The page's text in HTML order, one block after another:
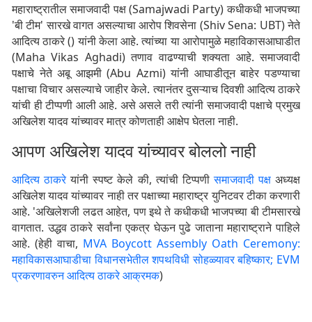
महाराष्ट्रातील समाजवादी पक्ष (Samajwadi Party) कधीकधी भाजपच्या
'बी टीम' सारखे वागत असल्याचा आरोप शिवसेना (Shiv Sena: UBT) नेते
आदित्य ठाकरे () यांनी केला आहे. त्यांच्या या आरोपामुळे महाविकासआघाडीत
(Maha Vikas Aghadi) तणाव वाढण्याची शक्यता आहे. समाजवादी
पक्षाचे नेते अबू आझमी (Abu Azmi) यांनी आघाडीतून बाहेर पडण्याचा
पक्षाचा विचार असल्याचे जाहीर केले. त्यानंतर दुसऱ्याच दिवशी आदित्य ठाकरे
यांची ही टीप्पणी आली आहे. असे असले तरी त्यांनी समाजवादी पक्षाचे प्रमुख
अखिलेश यादव यांच्यावर मात्र कोणताही आक्षेप घेतला नाही.
आपण अखिलेश यादव यांच्यावर बोललो नाही
आदित्य ठाकरेयांनी स्पष्ट केले की, त्यांची टिप्पणीसमाजवादी पक्षअध्यक्ष
अखिलेश यादव यांच्यावर नाही तर पक्षाच्या महाराष्ट्र युनिटवर टीका करणारी
आहे. 'अखिलेशजी लढत आहेत, पण इथे ते कधीकधी भाजपच्या बी टीमसारखे
वागतात. उद्धव ठाकरे सर्वांना एकत्र घेऊन पुढे जाताना महाराष्ट्राने पाहिले
आहे. (हेही वाचा, MVA Boycott Assembly Oath Ceremony:
महाविकासआघाडीचा विधानसभेतील शपथविधी सोहळ्यावर बहिष्कार; EVM
प्रकरणावरुन आदित्य ठाकरे आक्रमक)